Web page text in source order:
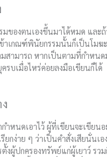
องตนเองขึ้นมาได้หมด และถ้
าเกณฑ์พินัยกรรมนั้นก็เป็นโมฆ
ามารถ หากเป็นตามที่กำหน
รบเมื่อไหร่ค่อยลงมือเขียนก็ได้
หนดเอาไว้ ผู้ที่เขียนจะเขียนอ
กง่าย ๆ ว่าเป็นคำสั่งเสียนั่นเ
งผู้ปกครองทรัพย์แก่ผู้เยาว์ ร